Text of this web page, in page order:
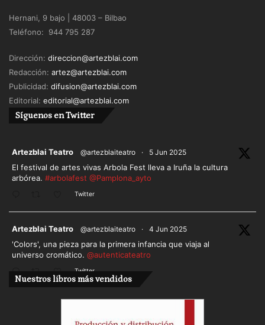
Hernani, 9 bajo | 48003 – Bilbao
Teléfono: 944 795 287
Dirección: direccion@artezblai.com
Redacción: artez@artezblai.com
Publicidad: difusion@artezblai.com
Editorial: editorial@artezblai.com
Síguenos en Twitter
Artezblai Teatro @artezblaiteatro · 5 Jun 2025
El festival de artes vivas Arbola Fest lleva a Iruña la cultura
arbórea. #arbolafest @Pamplona_ayto
Twitter
Artezblai Teatro @artezblaiteatro · 4 Jun 2025
'Colors', una pieza para la primera infancia que viaja al
universo cromático. @autenticateatro
Twitter
Cargar más
Nuestros libros más vendidos